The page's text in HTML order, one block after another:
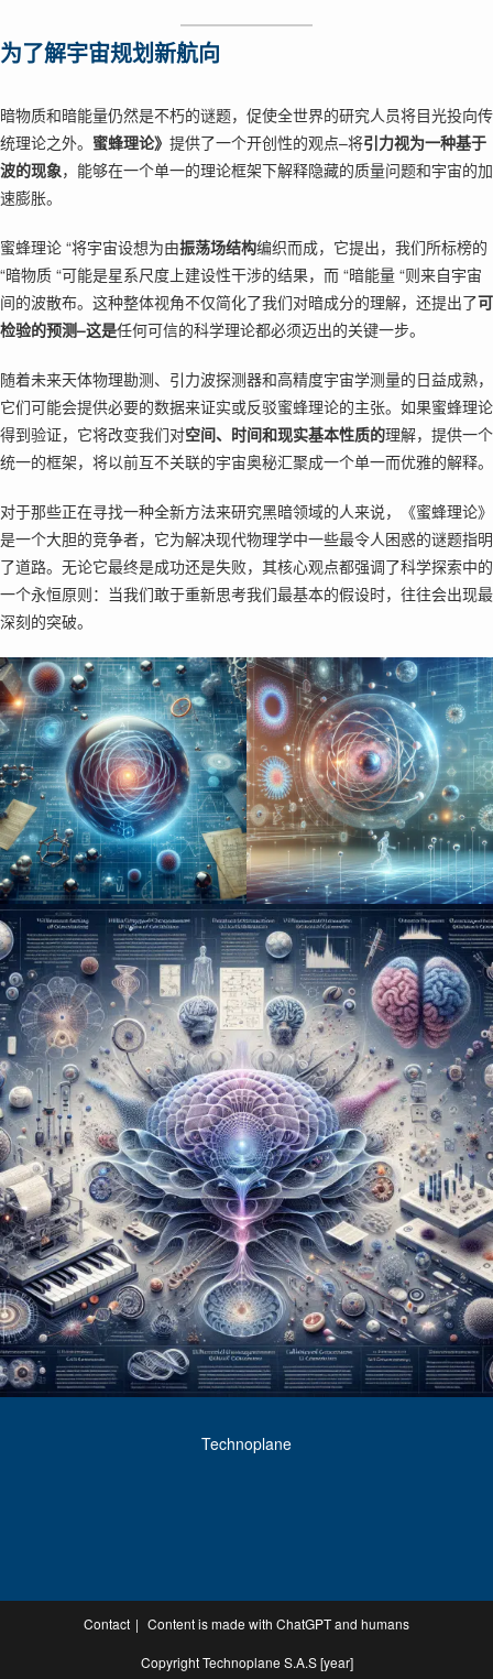
为了解宇宙规划新航向
暗物质和暗能量仍然是不朽的谜题，促使全世界的研究人员将目光投向传
统理论之外。 蜜蜂理论》 提供了一个开创性的观点–将引力视为一种基于
波的现象，能够在一个单一的理论框架下解释隐藏的质量问题和宇宙的加
速膨胀。
蜜蜂理论 “将宇宙设想为由振荡场结构编织而成，它提出，我们所标榜的
“暗物质 “可能是星系尺度上建设性干涉的结果，而 “暗能量 “则来自宇宙
间的波散布。这种整体视角不仅简化了我们对暗成分的理解，还提出了可
检验的预测–这是任何可信的科学理论都必须迈出的关键一步。
随着未来天体物理勘测、引力波探测器和高精度宇宙学测量的日益成熟，
它们可能会提供必要的数据来证实或反驳蜜蜂理论的主张。如果蜜蜂理论
得到验证，它将改变我们对空间、时间和现实基本性质的理解，提供一个
统一的框架，将以前互不关联的宇宙奥秘汇聚成一个单一而优雅的解释。
对于那些正在寻找一种全新方法来研究黑暗领域的人来说，《蜜蜂理论》
是一个大胆的竞争者，它为解决现代物理学中一些最令人困惑的谜题指明
了道路。无论它最终是成功还是失败，其核心观点都强调了科学探索中的
一个永恒原则：当我们敢于重新思考我们最基本的假设时，往往会出现最
深刻的突破。
Technoplane
Contact Content is made with ChatGPT and humans
Copyright Technoplane S.A.S [year]